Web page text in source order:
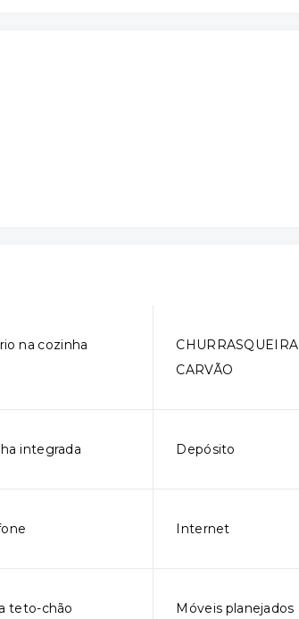
na cozinha
CHURRASQUEIRA
CARVÃO
integrada Depósito
Internet
teto-chão Móveis planejados